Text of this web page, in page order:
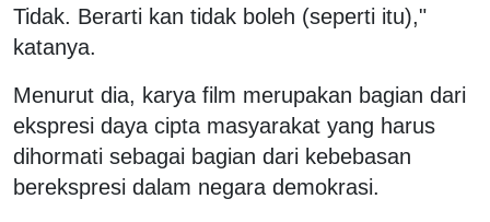
Tidak. Berarti kan tidak boleh (seperti itu),"
katanya.
Menurut dia, karya film merupakan bagian dari
ekspresi daya cipta masyarakat yang harus
dihormati sebagai bagian dari kebebasan
berekspresi dalam negara demokrasi.